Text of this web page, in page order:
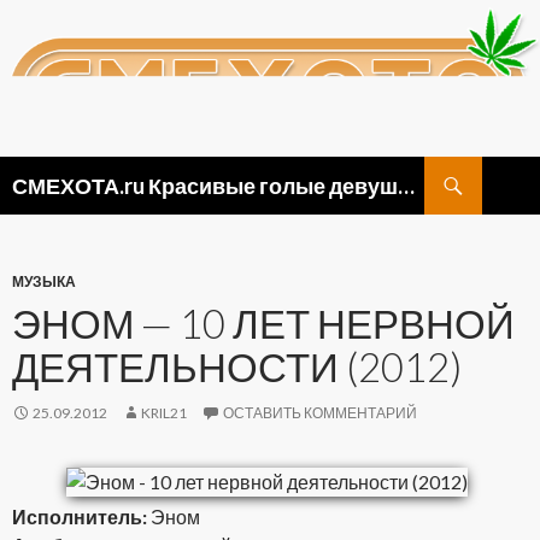
СМЕХОТА.ru Красивые голые девушки, прикольные картинки ню и видео приколы
МУЗЫКА
ЭНОМ — 10 ЛЕТ НЕРВНОЙ
ДЕЯТЕЛЬНОСТИ (2012)
25.09.2012 KRIL21 ОСТАВИТЬ КОММЕНТАРИЙ
Исполнитель: Эном